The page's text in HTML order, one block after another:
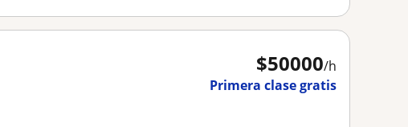
$50000/h
Primera clase gratis